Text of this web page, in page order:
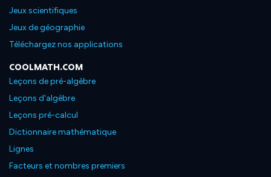
Jeux scientifiques
Jeux de géographie
Téléchargez nos applications
COOLMATH.COM
Leçons de pré-algèbre
Leçons d'algèbre
Leçons pré-calcul
Dictionnaire mathématique
Lignes
Facteurs et nombres premiers